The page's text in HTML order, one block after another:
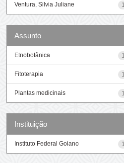
1
Ventura, Silvia Juliane
Assunto
1
Etnobotânica
1
Fitoterapia
1
Plantas medicinais
Instituição
1
Instituto Federal Goiano